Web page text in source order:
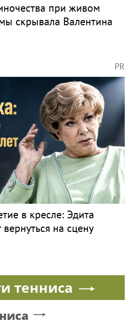
при живом
скрывала Валентина
PR
в кресле: Эдита
на сцену
тенниса